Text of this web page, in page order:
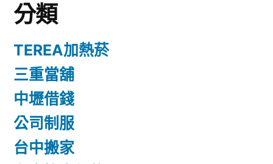
分類
TEREA加熱菸
三重當舖
中壢借錢
公司制服
台中搬家